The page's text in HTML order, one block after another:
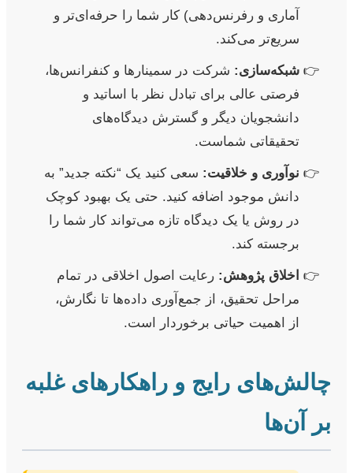
آماری و رفرنس‌دهی) کار شما را حرفه‌ای‌تر و
سریع‌تر می‌کند.
شبکه‌سازی: شرکت در سمینارها و کنفرانس‌ها،
فرصتی عالی برای تبادل نظر با اساتید و
دانشجویان دیگر و گسترش دیدگاه‌های
تحقیقاتی شماست.
نوآوری و خلاقیت: سعی کنید یک “نکته جدید” به
دانش موجود اضافه کنید. حتی یک بهبود کوچک
در روش یا یک دیدگاه تازه می‌تواند کار شما را
برجسته کند.
اخلاق پژوهش: رعایت اصول اخلاقی در تمام
مراحل تحقیق، از جمع‌آوری داده‌ها تا نگارش،
از اهمیت حیاتی برخوردار است.
چالش‌های رایج و راهکارهای غلبه
بر آن‌ها